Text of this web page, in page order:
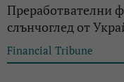
Преработвателни
слънчоглед от
Financial Tribune